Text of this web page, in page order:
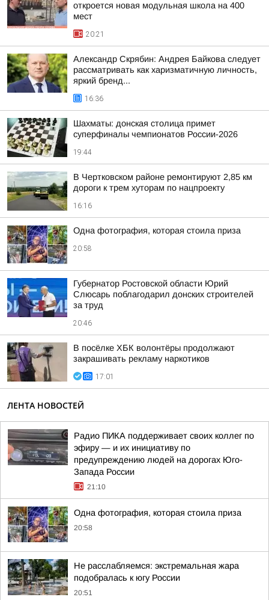
откроется новая модульная школа на 400
мест
20:21
Александр Скрябин: Андрея Байкова следует
рассматривать как харизматичную личность,
яркий бренд...
16:36
Шахматы: донская столица примет
суперфиналы чемпионатов России-2026
19:44
В Чертковском районе ремонтируют 2,85 км
дороги к трем хуторам по нацпроекту
16:16
Одна фотография, которая стоила приза
20:58
Губернатор Ростовской области Юрий
Слюсарь поблагодарил донских строителей
за труд
20:46
В посёлке ХБК волонтёры продолжают
закрашивать рекламу наркотиков
17:01
ЛЕНТА НОВОСТЕЙ
Радио ПИКА поддерживает своих коллег по
эфиру — и их инициативу по
предупреждению людей на дорогах Юго-
Запада России
21:10
Одна фотография, которая стоила приза
20:58
Не расслабляемся: экстремальная жара
подобралась к югу России
20:51